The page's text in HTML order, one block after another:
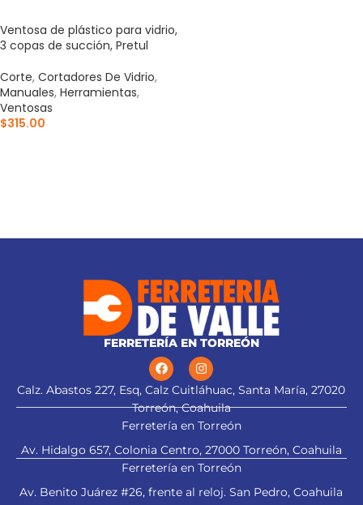
Ventosa de plástico para vidrio,
3 copas de succión, Pretul
Corte, Cortadores De Vidrio,
Manuales, Herramientas,
Ventosas
$315.00
FERRETERÍA EN TORREÓN
Calz. Abastos 227, Esq, Calz Cuitláhuac, Santa María, 27020
Torreón, Coahuila
Ferretería en Torreón
Av. Hidalgo 657, Colonia Centro, 27000 Torreón, Coahuila
Ferretería en Torreón
Av. Benito Juárez #26, frente al reloj. San Pedro, Coahuila